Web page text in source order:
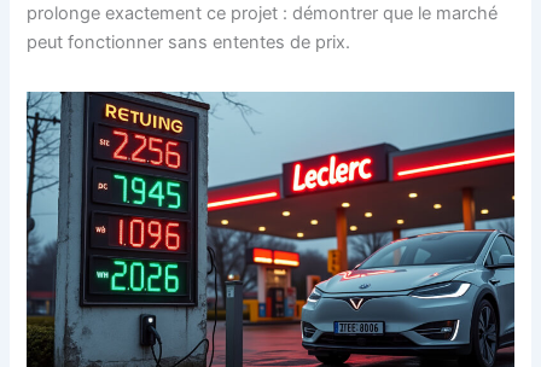
prolonge exactement ce projet : démontrer que le marché
peut fonctionner sans ententes de prix.